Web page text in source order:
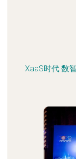
XaaS时代 数